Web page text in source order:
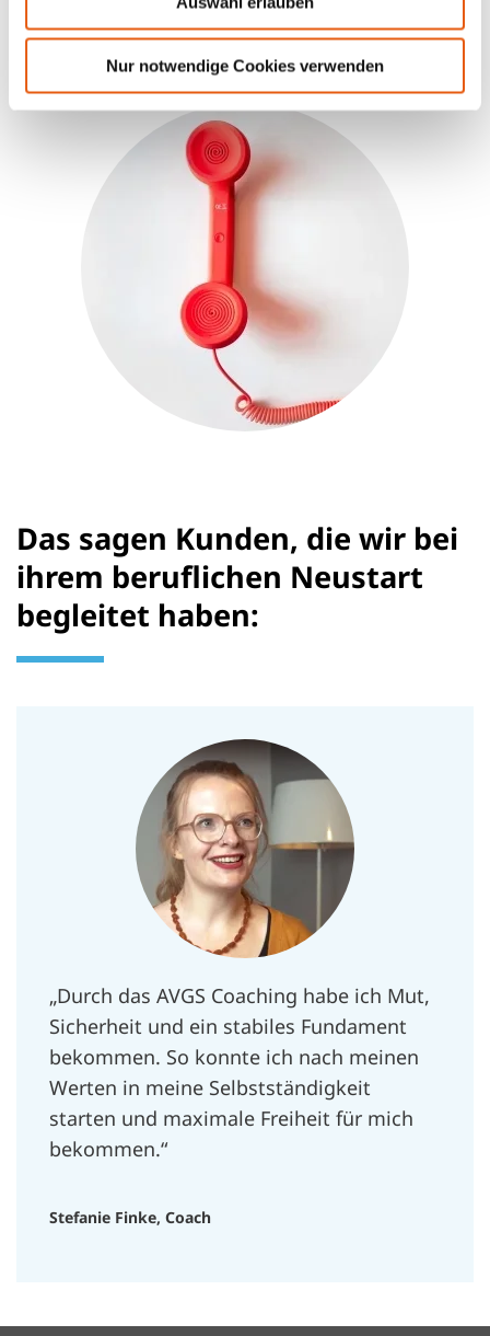
Nur notwendige Cookies verwenden
030-311977-00
Das sagen Kunden, die wir bei
ihrem beruflichen Neustart
begleitet haben:
„Durch das AVGS Coaching habe ich Mut,
Sicherheit und ein stabiles Fundament
bekommen. So konnte ich nach meinen
Werten in meine Selbstständigkeit
starten und maximale Freiheit für mich
bekommen.“
Stefanie Finke, Coach